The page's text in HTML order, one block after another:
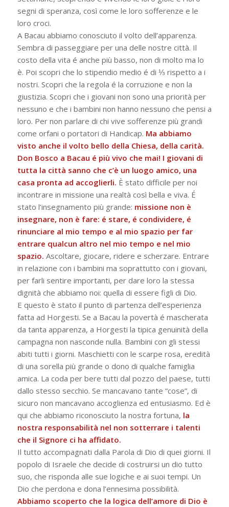
segni di speranza, così come le loro sofferenze e le
loro croci.
A Bacau abbiamo conosciuto il volto dell’apparenza.
Sembra di passeggiare per una delle nostre città. Il
costo della vita é anche più basso, non di molto ma lo
è. Poi scopri che lo stipendio medio é di ⅓ rispetto a i
nostri. Scopri che la regola é la corruzione e non la
giustizia. Scopri che i giovani non sono una priorità per
nessuno e che i bambini non hanno nessuno che pensi a
loro. Per non parlare di chi vive sofferenze più grandi
come orfani o portatori di Handicap. Ma abbiamo
visto anche il volto bello della Chiesa, della carità.
Don Bosco a Bacau é più vivo che mai! I giovani di
tutta la città sanno che c’è un luogo amico, una
casa pronta ad accoglierli. È stato difficile per noi
incontrare in missione una realtà così bella e viva. É
stato l’insegnamento più grande: missione non è
insegnare, non è fare: é stare, é condividere, é
rinunciare al mio tempo e al mio spazio per far
entrare qualcun altro nel mio tempo e nel mio
spazio. Ascoltare, giocare, ridere e scherzare. Entrare
in relazione con i bambini ma soprattutto con i giovani,
per farli sentire importanti, per dare loro la stessa
dignità che abbiamo noi: quella di essere figli di Dio.
E questo è stato il punto di partenza dell’esperienza
fatta ad Horgesti. Se a Bacau la povertà é mascherata
da tanta apparenza, a Horgesti la tipica genuinità della
campagna non nasconde nulla. Bambini con gli stessi
abiti tutti i giorni. Maschietti con le scarpe rosa, eredità
di una sorella più grande o dono di qualche famiglia
amica. La coda per bere tutti dal pozzo del paese, tutti
dallo stesso secchio. Se mancavano tante “cose”, di
sicuro non mancavano accoglienza ed entusiasmo. Ed è
qui che abbiamo riconosciuto la nostra fortuna, la
nostra responsabilità nel non sotterrare i talenti
che il Signore ci ha affidato.
Il tutto accompagnati dalla Parola di Dio di quei giorni. Il
popolo di Israele che decide di costruirsi un dio tutto
suo, che risponda alle sue logiche e ai suoi tempi. Un
Dio che perdona e dona l’ennesima possibilità.
Abbiamo scoperto che la logica dell’amore di Dio è